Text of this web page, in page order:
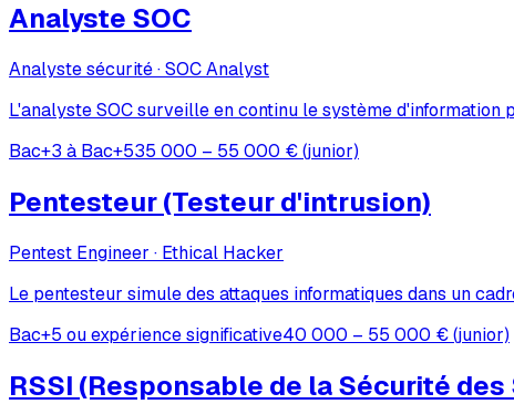
Analyste SOC
Analyste sécurité · SOC Analyst
L'analyste SOC surveille en continu le système
Bac+3 à Bac+535 000 – 55 000 € (junior)
Pentesteur (Testeur d'intrusion)
Pentest Engineer · Ethical Hacker
Le pentesteur simule des attaques informatiques dans un
Bac+5 ou expérience significative40 000 – 55 000 € (junior)
RSSI (Responsable de la Sécurité des